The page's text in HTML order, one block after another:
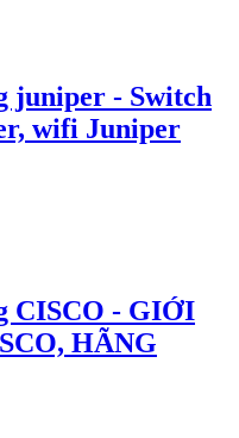
juniper - Switch
wifi Juniper
CISCO - GIỚI
HÃNG